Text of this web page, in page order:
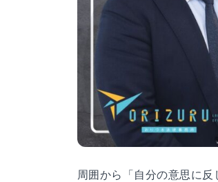
周囲から「自分の意思に